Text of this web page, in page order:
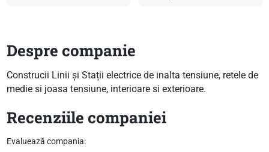
Despre companie
Construcii Linii și Stații electrice de inalta tensiune, retele de
medie si joasa tensiune, interioare si exterioare.
Recenziile companiei
Evaluează compania: